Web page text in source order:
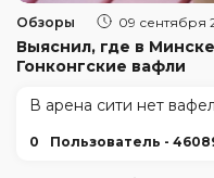
Обзоры 09 сентября
Выяснил, где в
Гонконгские вафли
В арена сити нет
0 Пользователь -